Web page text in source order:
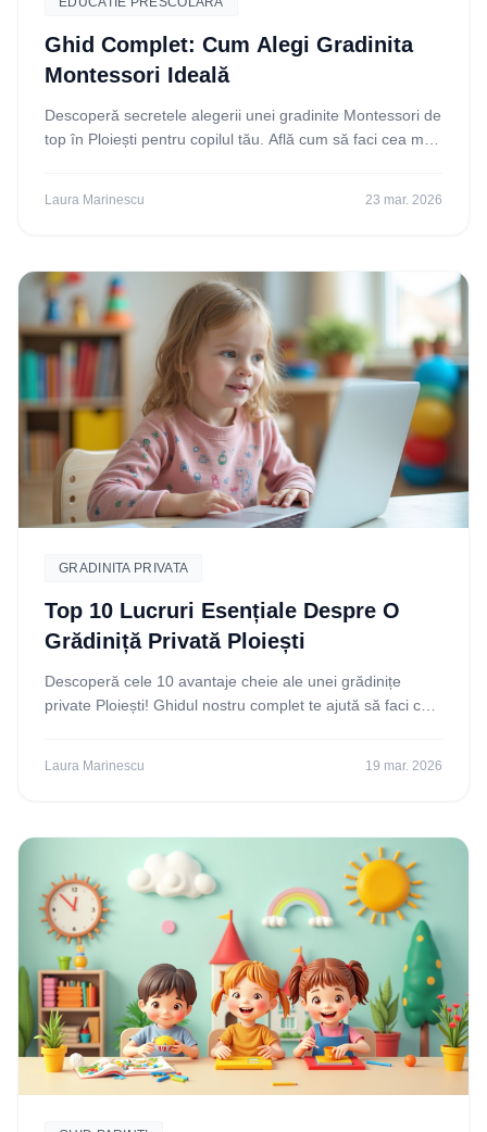
Ghid Complet: Cum Alegi Gradinita
Montessori Ideală
Descoperă secretele alegerii unei gradinite Montessori de
top în Ploiești pentru copilul tău. Află cum să faci cea mai
Laura Marinescu 23 mar. 2026
GRADINITA PRIVATA
Top 10 Lucruri Esențiale Despre O
Grădiniță Privată Ploiești
Descoperă cele 10 avantaje cheie ale unei grădinițe
private Ploiești! Ghidul nostru complet te ajută să faci cea
Laura Marinescu 19 mar. 2026